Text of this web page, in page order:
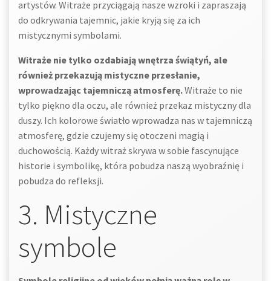
artystów. Witraże przyciągają nasze wzroki i zapraszają
do odkrywania tajemnic, jakie kryją się za ich
mistycznymi symbolami.
Witraże nie tylko ozdabiają wnętrza świątyń, ale
również przekazują mistyczne przesłanie,
wprowadzając tajemniczą atmosferę.Witraże to nie
tylko piękno dla oczu, ale również przekaz mistyczny dla
duszy. Ich kolorowe światło wprowadza nas w tajemniczą
atmosferę, gdzie czujemy się otoczeni magią i
duchowością. Każdy witraż skrywa w sobie fascynujące
historie i symbolikę, która pobudza naszą wyobraźnię i
pobudza do refleksji.
3. Mistyczne
symbole